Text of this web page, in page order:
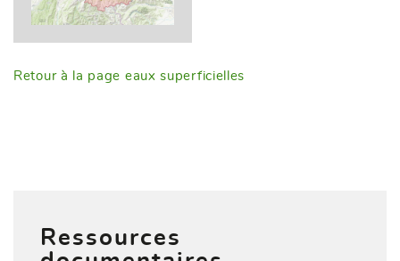
Retour à la page eaux superficielles
Ressources